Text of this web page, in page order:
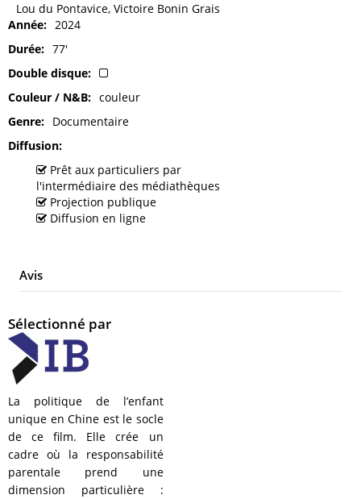
Lou du Pontavice, Victoire Bonin Grais
Année
2024
Durée
77'
Double disque
Couleur / N&B
couleur
Genre
Documentaire
Diffusion
Prêt aux particuliers par
l'intermédiaire des médiathèques
Projection publique
Diffusion en ligne
Avis
Sélectionné par
La politique de l’enfant
unique en Chine est le socle
de ce film. Elle crée un
cadre où la responsabilité
parentale prend une
dimension particulière :